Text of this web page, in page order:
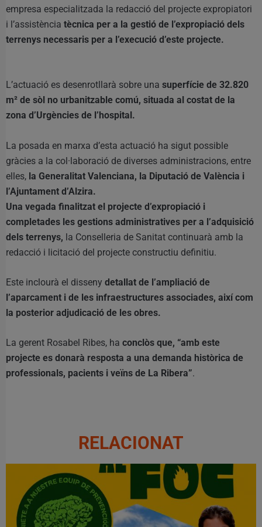
empresa especialitzada la redacció del projecte expropiatori
i l’assistència tècnica per a la gestió de l’expropiació dels
terrenys necessaris per a l’execució d’este projecte.
L’actuació es desenrotllarà sobre una superfície de 32.820
m² de sòl no urbanitzable comú, situada al costat de la
zona d’Urgències de l’hospital.
La posada en marxa d’esta actuació ha sigut possible
gràcies a la col·laboració de diverses administracions, entre
elles, la Generalitat Valenciana, la Diputació de València i
l’Ajuntament d’Alzira.
Una vegada finalitzat el projecte d’expropiació i
completades les gestions administratives per a l’adquisició
dels terrenys, la Conselleria de Sanitat continuarà amb la
redacció i licitació del projecte constructiu definitiu.
Este inclourà el disseny detallat de l’ampliació de
l’aparcament i de les infraestructures associades, així com
la posterior adjudicació de les obres.
La gerent Rosabel Ribes, ha conclòs que, “amb este
projecte es donarà resposta a una demanda històrica de
professionals, pacients i veïns de La Ribera”.
RELACIONAT